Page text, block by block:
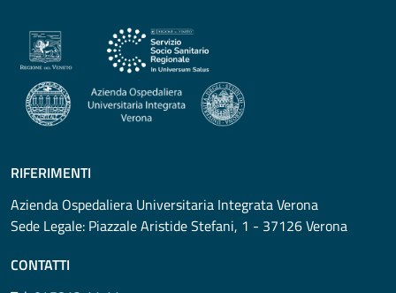
RIFERIMENTI
Azienda Ospedaliera Universitaria Integrata Verona
Sede Legale: Piazzale Aristide Stefani, 1 - 37126 Verona
CONTATTI